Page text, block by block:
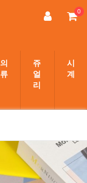
0
의
류
쥬
얼
리
시
계